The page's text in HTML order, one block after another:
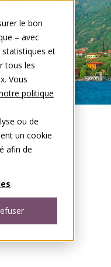
le bon
– avec
et
tous les
Vous
politique
ou de
un cookie
afin de